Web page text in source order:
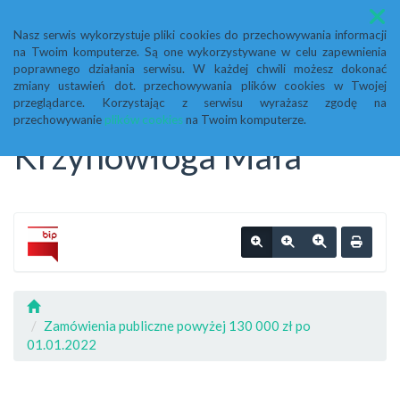
Nasz serwis wykorzystuje pliki cookies do przechowywania informacji
na Twoim komputerze. Są one wykorzystywane w celu zapewnienia
poprawnego działania serwisu. W każdej chwili możesz dokonać
zmiany ustawień dot. przechowywania plików cookies w Twojej
przeglądarce. Korzystając z serwisu wyrażasz zgodę na
przechowywanie plików cookiesna Twoim komputerze.
Menu
Biuletyn Informacji
Publicznej Urząd Gminy
Krzynowłoga Mała
Zamówienia publiczne powyżej 130 000 zł po
01.01.2022